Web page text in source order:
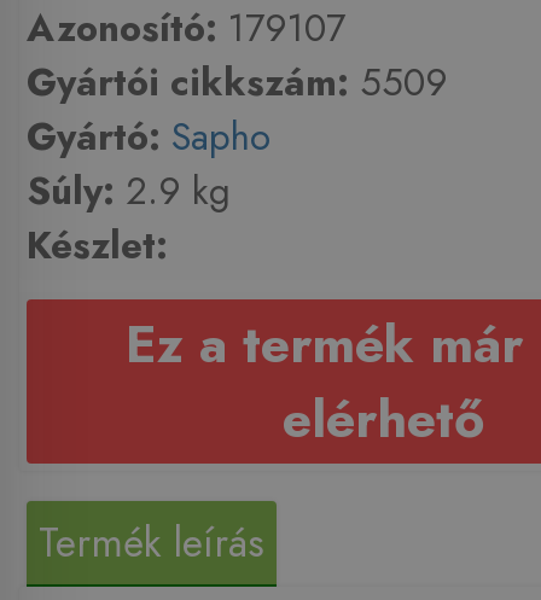
Azonosító: 179107
Gyártói cikkszám: 5509
Gyártó: Sapho
Súly: 2.9 kg
Készlet:
Ez a termék már
elérhető
Termék leírás